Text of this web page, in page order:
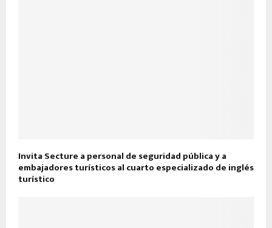
Invita Secture a personal de seguridad pública y a
embajadores turísticos al cuarto especializado de inglés
turístico